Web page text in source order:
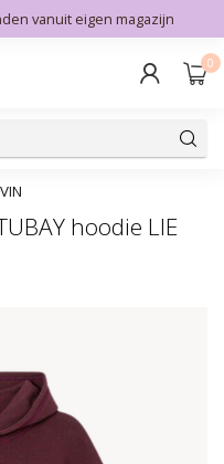
vanuit eigen magazijn
0
hoodie LIE